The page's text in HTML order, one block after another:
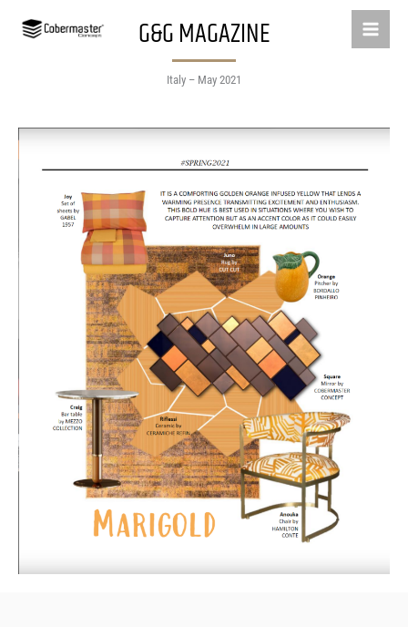
G&G MAGAZINE
Italy – May 2021